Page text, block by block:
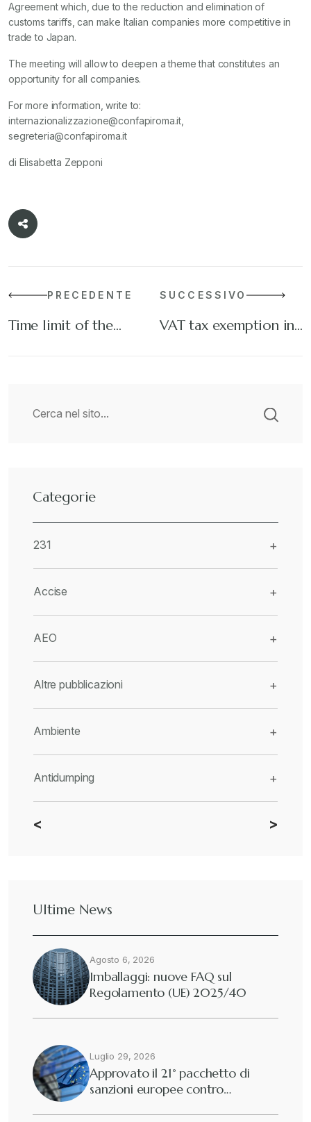
Agreement which, due to the reduction and elimination of
customs tariffs, can make Italian companies more competitive in
trade to Japan.
The meeting will allow to deepen a theme that constitutes an
opportunity for all companies.
For more information, write to:
internazionalizzazione@confapiroma.it,
segreteria@confapiroma.it
di Elisabetta Zepponi
PRECEDENTE
Time limit of the…
SUCCESSIVO
VAT tax exemption in…
Categorie
231 +
Accise +
AEO +
Altre pubblicazioni +
Ambiente +
Antidumping +
CBAM +
Deforestazione
Diritto tributario internazionale
Dogane
Eutekne
< >
Ultime News
Agosto 6, 2026
Imballaggi: nuove FAQ sul
Regolamento (UE) 2025/40
Luglio 29, 2026
Approvato il 21° pacchetto di
sanzioni europee contro…